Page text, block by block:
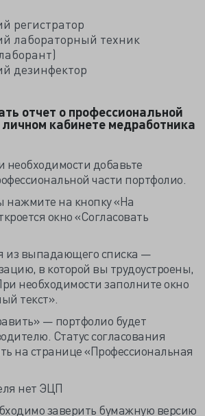
регистратор
лабораторный техник
дезинфектор
отчет о профессиональной
кабинете медработника
необходимости добавьте
части портфолио.
нажмите на кнопку «На
окно «Согласовать
из выпадающего списка —
в которой вы трудоустроены,
необходимости заполните окно
текст».
— портфолио будет
Статус согласования
на странице «Профессиональная
нет ЭЦП
заверить бумажную версию